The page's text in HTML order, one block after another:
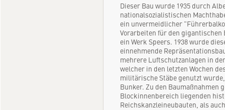
Dieser Bau wurde 1935 durch
nationalsozialistischen
ein unvermeidlicher
Vorarbeiten für den
ein Werk Speers. 1938 wurde
einnehmende
mehrere Luftschutzanlagen in
welcher in den letzten Wochen
militärische Stäbe genutzt
Bunker. Zu den Baumaßnahmen
Blockinnenbereich liegenden
Reichskanzleineubauten, als